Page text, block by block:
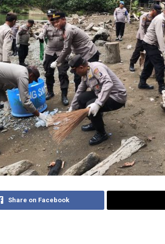
Share on Facebook